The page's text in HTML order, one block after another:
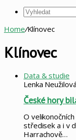
Home/Klínovec
Klínovec
Data & studie
Lenka Neužilová
České hory
O
středisek a i v
Harrachově…